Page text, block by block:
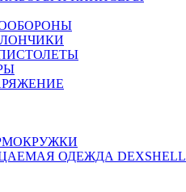
ОДЕЖДА DEXSHELL